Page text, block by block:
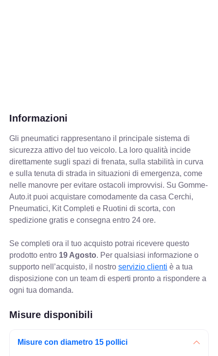
Informazioni
Gli pneumatici rappresentano il principale sistema di
sicurezza attivo del tuo veicolo. La loro qualità incide
direttamente sugli spazi di frenata, sulla stabilità in curva
e sulla tenuta di strada in situazioni di emergenza, come
nelle manovre per evitare ostacoli improvvisi. Su Gomme-
Auto.it puoi acquistare comodamente da casa Cerchi,
Pneumatici, Kit Completi e Ruotini di scorta, con
spedizione gratis e consegna entro 24 ore.
Se completi ora il tuo acquisto potrai ricevere questo
prodotto entro 19 Agosto. Per qualsiasi informazione o
supporto nell’acquisto, il nostroservizio clienti è a tua
disposizione con un team di esperti pronto a rispondere a
ogni tua domanda.
Misure disponibili
Misure con diametro 15 pollici